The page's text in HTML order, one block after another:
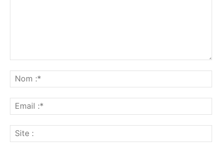
:*
:*
: